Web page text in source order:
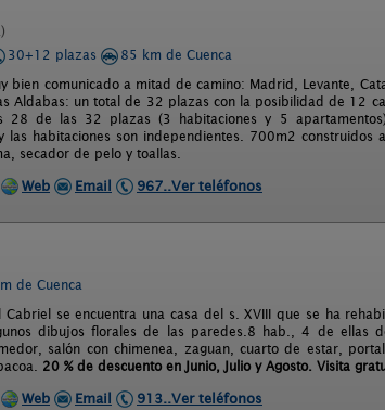
30+12 plazas
85 km de Cuenca
bien comunicado a mitad de camino: Madrid, Levante,
Aldabas: un total de 32 plazas con la posibilidad de 12
28 de las 32 plazas (3 habitaciones y 5
habitaciones son independientes. 700m2 construidos
secador de pelo y toallas.
Web Email 967..Ver teléfonos
de Cuenca
se encuentra una casa del s. XVIII que se ha
dibujos florales de las paredes.8 hab., 4 de ellas
salón con chimenea, zaguan, cuarto de estar,
20 % de descuento en Junio, Julio y Agosto. Visita
Web
Email 913..Ver teléfonos